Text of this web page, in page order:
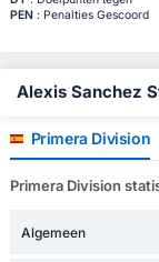
PEN: Penalties Gescoord
Alexis Sanchez
Primera Division
Primera Division
Algemeen